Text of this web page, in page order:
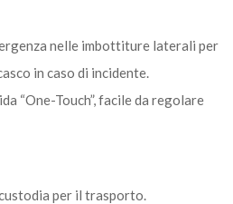
nelle imbottiture laterali per
in caso di incidente.
“One-Touch”, facile da regolare
per il trasporto.